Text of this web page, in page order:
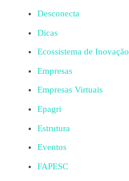
Desconecta
Dicas
Ecossistema de Inovação
Empresas
Empresas Virtuais
Epagri
Estrutura
Eventos
FAPESC